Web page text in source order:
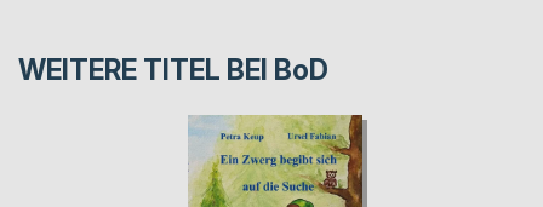
WEITERE TITEL BEI BoD